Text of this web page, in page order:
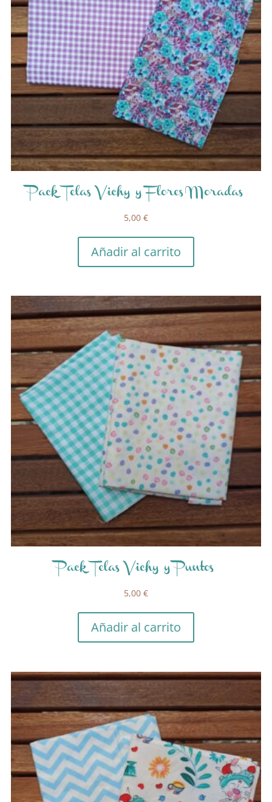
Pack Telas Vichy y Flores Moradas
5,00 €
Añadir al carrito
Pack Telas Vichy y Puntos
5,00 €
Añadir al carrito